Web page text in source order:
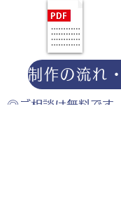
◎ご相談は無料です。